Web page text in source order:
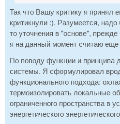
Так что Вашу критику я принял
критикнули :). Разумеется,
то уточнения в "основе",
я на данный момент считаю
По поводу функции и принципа
системы. Я сформулировал
функционального подхода:
термоизолировать локальные
ограниченного пространства в
энергетического